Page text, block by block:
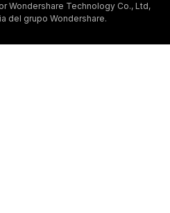
Wondershare Technology Co., Ltd,
del grupo Wondershare.